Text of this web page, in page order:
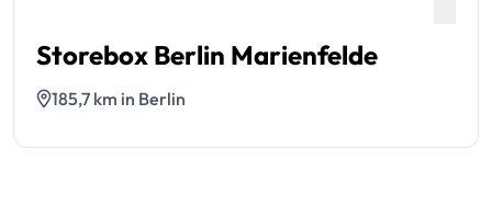
Storebox Berlin Marienfelde
185,7 km in Berlin